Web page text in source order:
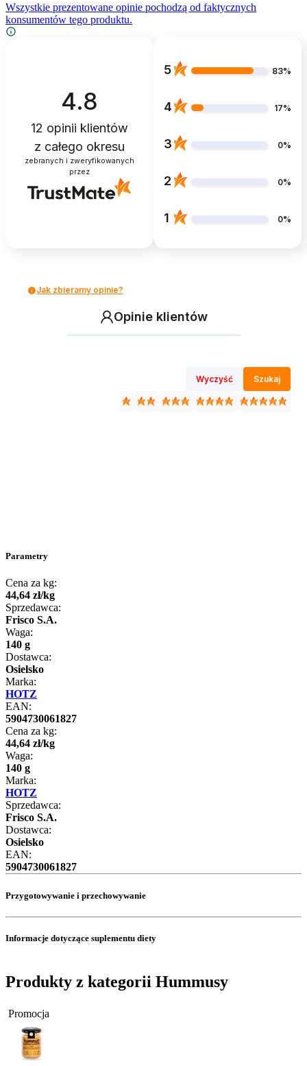
Wszystkie prezentowane opinie pochodzą od faktycznych
konsumentów tego produktu.
4.8
12 opinii klientów
z całego okresu
zebranych i zweryfikowanych
przez
5 83%
4 17%
3 0%
2 0%
1 0%
Jak zbieramy opinie?
Opinie klientów
Wyczyść Szukaj
Parametry
Cena za kg:
44,64 zł/kg
Sprzedawca:
Frisco S.A.
Waga:
140 g
Dostawca:
Osielsko
Marka:
HOTZ
EAN:
5904730061827
Cena za kg:
44,64 zł/kg
Waga:
140 g
Marka:
HOTZ
Sprzedawca:
Frisco S.A.
Dostawca:
Osielsko
EAN:
5904730061827
Przygotowywanie i przechowywanie
Informacje dotyczące suplementu diety
Produkty z kategorii Hummusy
Promocja